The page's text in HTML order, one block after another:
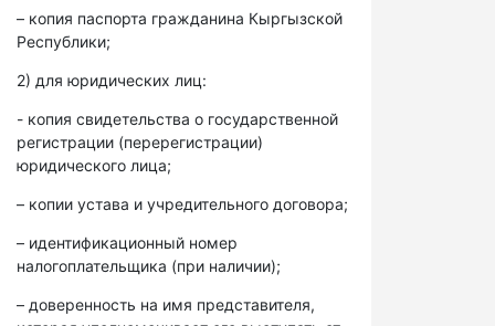
– копия паспорта гражданина Кыргызской
Республики;
2) для юридических лиц:
- копия свидетельства о государственной
регистрации (перерегистрации)
юридического лица;
– копии устава и учредительного договора;
– идентификационный номер
налогоплательщика (при наличии);
– доверенность на имя представителя,